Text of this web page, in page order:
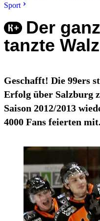
Sport
Der
tanzte
Geschafft! Die 99ers
Erfolg über Salzburg
Saison 2012/2013
4000 Fans feierten mit.